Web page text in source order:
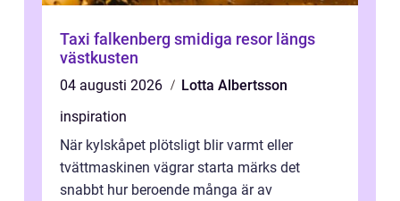
Taxi falkenberg smidiga resor längs
västkusten
04 augusti 2026
Lotta Albertsson
inspiration
När kylskåpet plötsligt blir varmt eller
tvättmaskinen vägrar starta märks det
snabbt hur beroende många är av